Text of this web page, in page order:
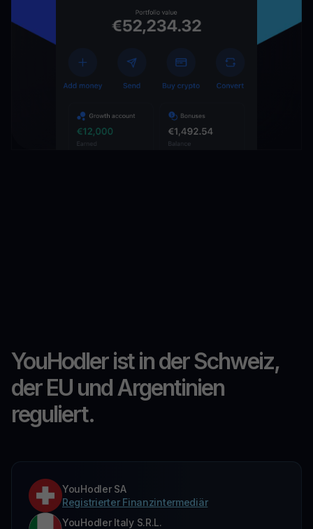
YouHodler ist in der Schweiz,
der EU und Argentinien
reguliert.
YouHodler SA
Registrierter Finanzintermediär
YouHodler Italy S.R.L.